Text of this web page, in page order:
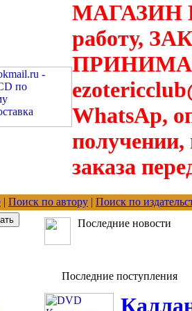
МАГАЗИН
работу,
WhatsAp,
получении,
заказа
| Поиск по автору | Поиск по
Последние новости
Последние поступления